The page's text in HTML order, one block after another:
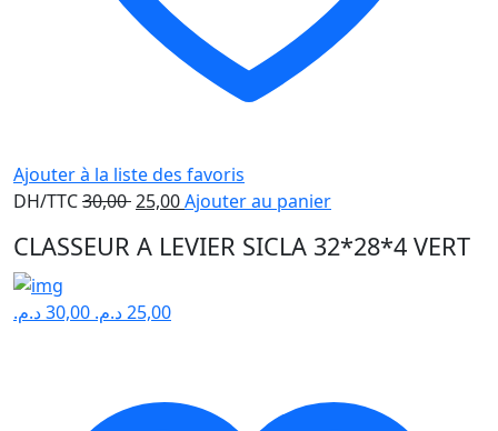
Ajouter à la liste des favoris
DH/TTC30,00Le
initial
30,00 .
25,00Le
actuel
Ajouter au panier
CLASSEUR A LEVIER SICLA 32*28*4 VERT
30,00د.م. 25,00د.م.